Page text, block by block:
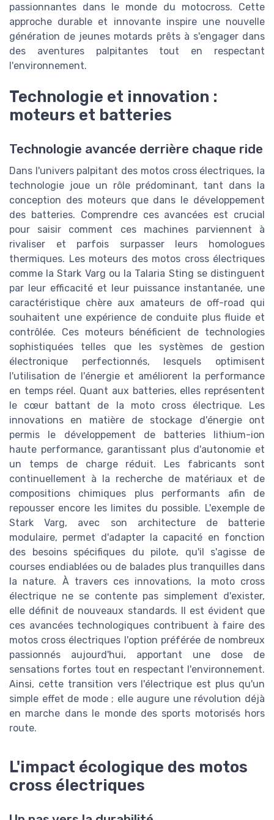
passionnantes dans le monde du motocross. Cette
approche durable et innovante inspire une nouvelle
génération de jeunes motards prêts à s'engager dans
des aventures palpitantes tout en respectant
l'environnement.
Technologie et innovation :
moteurs et batteries
Technologie avancée derrière chaque ride
Dans l'univers palpitant des motos cross électriques, la
technologie joue un rôle prédominant, tant dans la
conception des moteurs que dans le développement
des batteries. Comprendre ces avancées est crucial
pour saisir comment ces machines parviennent à
rivaliser et parfois surpasser leurs homologues
thermiques. Les moteurs des motos cross électriques
comme la Stark Varg ou la Talaria Sting se distinguent
par leur efficacité et leur puissance instantanée, une
caractéristique chère aux amateurs de off-road qui
souhaitent une expérience de conduite plus fluide et
contrôlée. Ces moteurs bénéficient de technologies
sophistiquées telles que les systèmes de gestion
électronique perfectionnés, lesquels optimisent
l'utilisation de l'énergie et améliorent la performance
en temps réel. Quant aux batteries, elles représentent
le cœur battant de la moto cross électrique. Les
innovations en matière de stockage d'énergie ont
permis le développement de batteries lithium-ion
haute performance, garantissant plus d'autonomie et
un temps de charge réduit. Les fabricants sont
continuellement à la recherche de matériaux et de
compositions chimiques plus performants afin de
repousser encore les limites du possible. L'exemple de
Stark Varg, avec son architecture de batterie
modulaire, permet d'adapter la capacité en fonction
des besoins spécifiques du pilote, qu'il s'agisse de
courses endiablées ou de balades plus tranquilles dans
la nature. À travers ces innovations, la moto cross
électrique ne se contente pas simplement d'exister,
elle définit de nouveaux standards. Il est évident que
ces avancées technologiques contribuent à faire des
motos cross électriques l'option préférée de nombreux
passionnés aujourd'hui, apportant une dose de
sensations fortes tout en respectant l'environnement.
Ainsi, cette transition vers l'électrique est plus qu'un
simple effet de mode ; elle augure une révolution déjà
en marche dans le monde des sports motorisés hors
route.
L'impact écologique des motos
cross électriques